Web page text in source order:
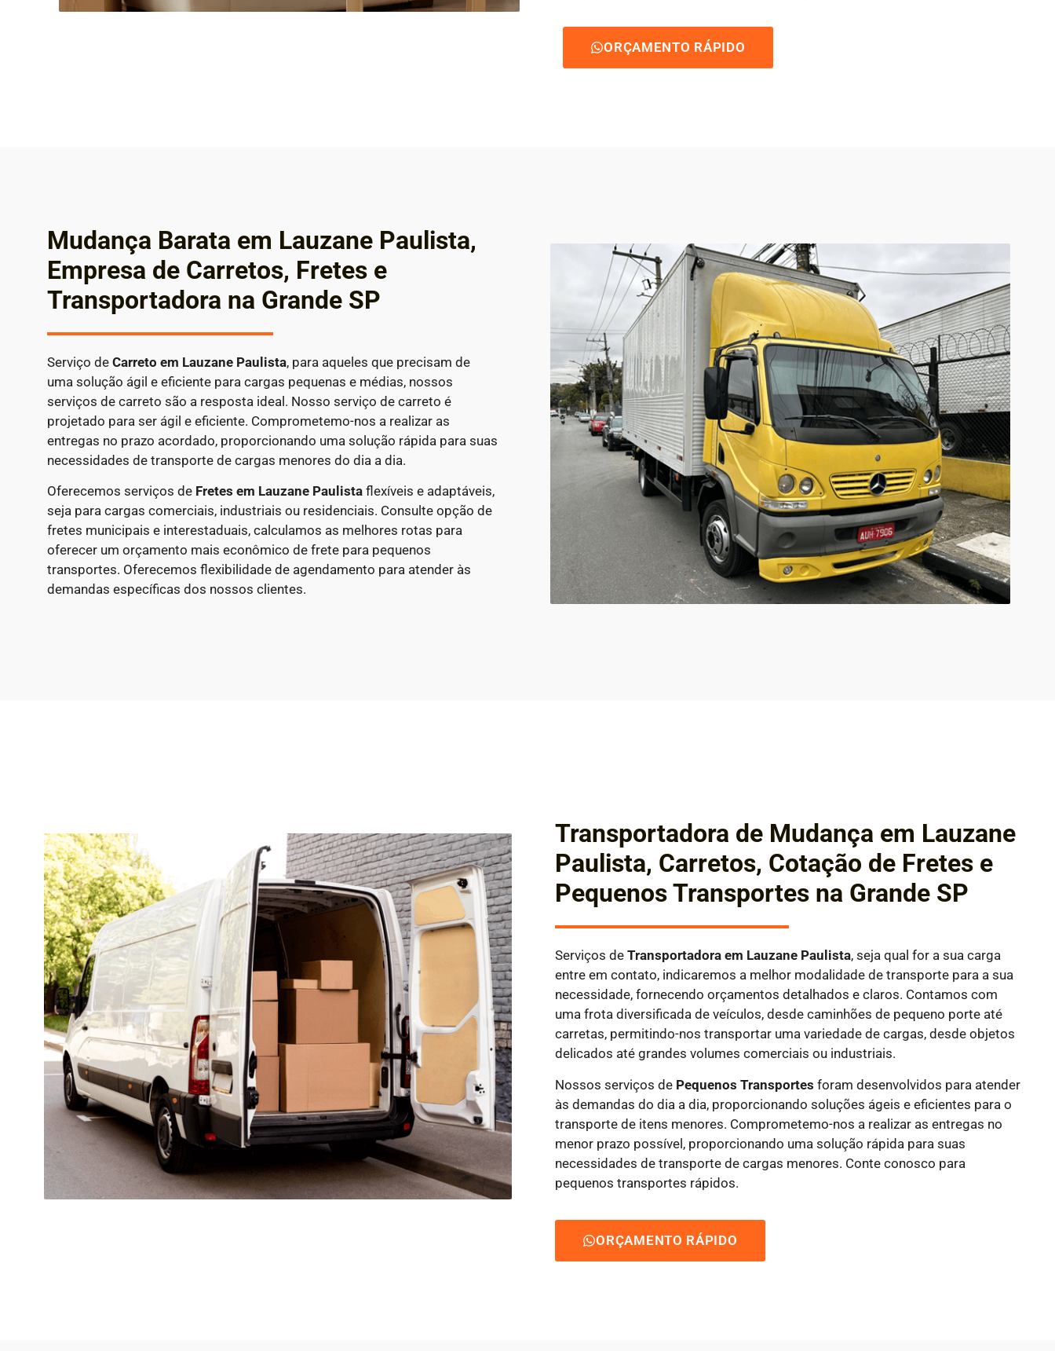
ORÇAMENTO RÁPIDO
Mudança Barata em Lauzane Paulista,
Empresa de Carretos, Fretes e
Transportadora na Grande SP
Serviço de Carreto em Lauzane Paulista, para aqueles que precisam de
uma solução ágil e eficiente para cargas pequenas e médias, nossos
serviços de carreto são a resposta ideal. Nosso serviço de carreto é
projetado para ser ágil e eficiente. Comprometemo-nos a realizar as
entregas no prazo acordado, proporcionando uma solução rápida para suas
necessidades de transporte de cargas menores do dia a dia.
Oferecemos serviços de Fretes em Lauzane Paulista flexíveis e adaptáveis,
seja para cargas comerciais, industriais ou residenciais. Consulte opção de
fretes municipais e interestaduais, calculamos as melhores rotas para
oferecer um orçamento mais econômico de frete para pequenos
transportes. Oferecemos flexibilidade de agendamento para atender às
demandas específicas dos nossos clientes.
Transportadora de Mudança em Lauzane
Paulista, Carretos, Cotação de Fretes e
Pequenos Transportes na Grande SP
Serviços deTransportadora em Lauzane Paulista, seja qual for a sua carga
entre em contato, indicaremos a melhor modalidade de transporte para a sua
necessidade, fornecendo orçamentos detalhados e claros. Contamos com
uma frota diversificada de veículos, desde caminhões de pequeno porte até
carretas, permitindo-nos transportar uma variedade de cargas, desde objetos
delicados até grandes volumes comerciais ou industriais.
Nossos serviços de Pequenos Transportesforam desenvolvidos para atender
às demandas do dia a dia, proporcionando soluções ágeis e eficientes para o
transporte de itens menores. Comprometemo-nos a realizar as entregas no
menor prazo possível, proporcionando uma solução rápida para suas
necessidades de transporte de cargas menores. Conte conosco para
pequenos transportes rápidos.
ORÇAMENTO RÁPIDO